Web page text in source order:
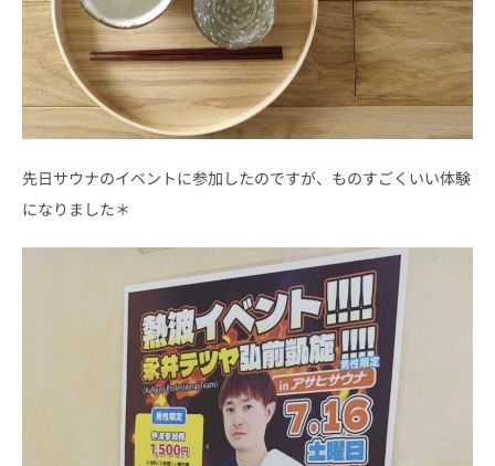
先日サウナのイベントに参加したのですが、ものすごくいい体験
になりました＊